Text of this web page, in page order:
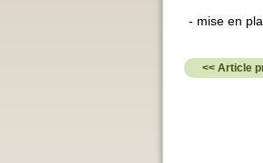
- mise en
<< Article